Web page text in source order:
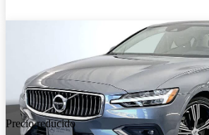
Precio reducido